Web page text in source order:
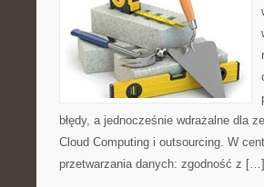
błędy, a jednocześnie wdrażalne dla
Cloud Computing i outsourcing. W
przetwarzania danych: zgodność z […]